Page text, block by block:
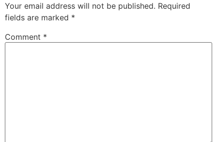
Your email address will not be published. Required
fields are marked *
Comment *